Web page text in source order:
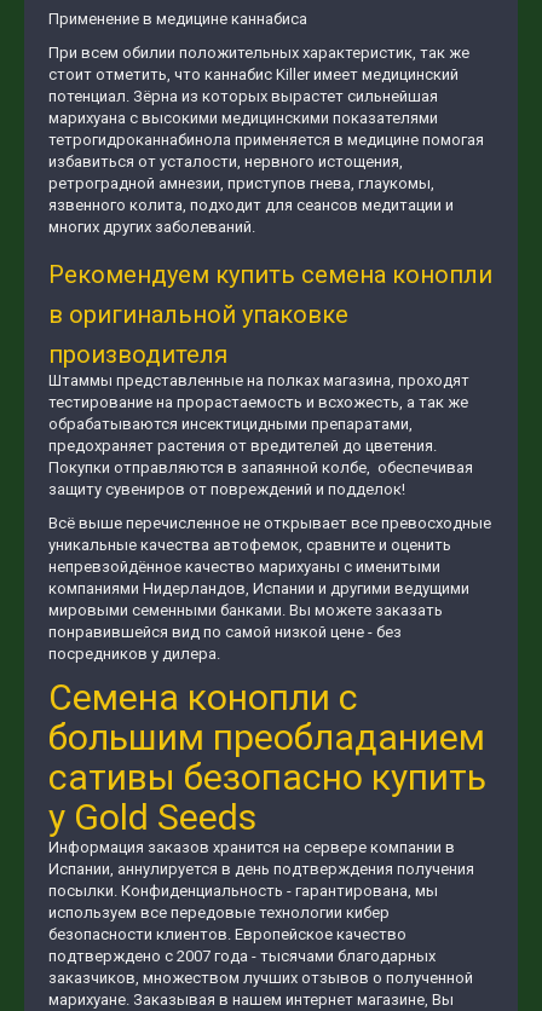
Применение в медицине каннабиса
При всем обилии положительных характеристик, так же
стоит отметить, что каннабис Killer имеет медицинский
потенциал. Зёрна из которых вырастет сильнейшая
марихуана с высокими медицинскими показателями
тетрогидроканнабинола применяется в медицине помогая
избавиться от усталости, нервного истощения,
ретроградной амнезии, приступов гнева, глаукомы,
язвенного колита, подходит для сеансов медитации и
многих других заболеваний.
Рекомендуем купить семена конопли
в оригинальной упаковке
производителя
Штаммы представленные на полках магазина, проходят
тестирование на прорастаемость и всхожесть, а так же
обрабатываются инсектицидными препаратами,
предохраняет растения от вредителей до цветения.
Покупки отправляются в запаянной колбе, обеспечивая
защиту сувениров от повреждений и подделок!
Всё выше перечисленное не открывает все превосходные
уникальные качества автофемок, сравните и оценить
непревзойдённое качество марихуаны с именитыми
компаниями Нидерландов, Испании и другими ведущими
мировыми семенными банками. Вы можете заказать
понравившейся вид по самой низкой цене - без
посредников у дилера.
Семена конопли с
большим преобладанием
сативы безопасно купить
у Gold Seeds
Информация заказов хранится на сервере компании в
Испании, аннулируется в день подтверждения получения
посылки. Конфиденциальность - гарантирована, мы
используем все передовые технологии кибер
безопасности клиентов. Европейское качество
подтверждено с 2007 года - тысячами благодарных
заказчиков, множеством лучших отзывов о полученной
марихуане. Заказывая в нашем интернет магазине, Вы